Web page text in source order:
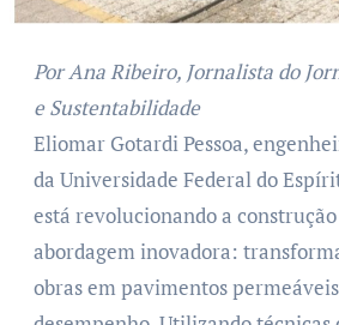
Por Ana Ribeiro, Jornalista do Jornal de Engenharia
e Sustentabilidade
Eliomar Gotardi Pessoa,
da Universidade Federal do
está revolucionando a
abordagem inovadora:
obras em pavimentos